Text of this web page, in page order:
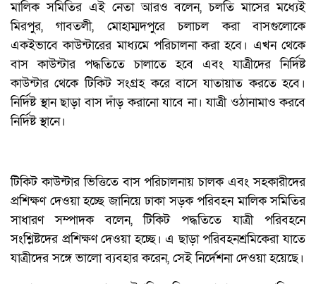
মালিক সমিতির এই নেতা আরও বলেন, চলতি মাসের মধ্যেই
মিরপুর, গাবতলী, মোহাম্মদপুরে চলাচল করা বাসগুলোকে
একইভাবে কাউন্টারের মাধ্যমে পরিচালনা করা হবে। এখন থেকে
বাস কাউন্টার পদ্ধতিতে চালাতে হবে এবং যাত্রীদের নির্দিষ্ট
কাউন্টার থেকে টিকিট সংগ্রহ করে বাসে যাতায়াত করতে হবে।
নির্দিষ্ট স্থান ছাড়া বাস দাঁড় করানো যাবে না। যাত্রী ওঠানামাও করবে
নির্দিষ্ট স্থানে।
টিকিট কাউন্টার ভিত্তিতে বাস পরিচালনায় চালক এবং সহকারীদের
প্রশিক্ষণ দেওয়া হচ্ছে জানিয়ে ঢাকা সড়ক পরিবহন মালিক সমিতির
সাধারণ সম্পাদক বলেন, টিকিট পদ্ধতিতে যাত্রী পরিবহনে
সংশ্লিষ্টদের প্রশিক্ষণ দেওয়া হচ্ছে। এ ছাড়া পরিবহনশ্রমিকেরা যাতে
যাত্রীদের সঙ্গে ভালো ব্যবহার করেন, সেই নির্দেশনা দেওয়া হয়েছে।